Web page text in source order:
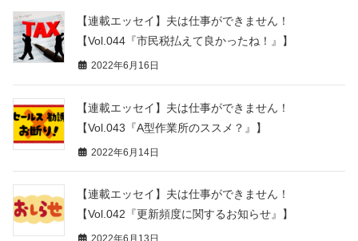
【連載エッセイ】夫は仕事ができません！
【Vol.044『市民税払えて良かったね！』】
2022年6月16日
【連載エッセイ】夫は仕事ができません！
【Vol.043『A型作業所のススメ？』】
2022年6月14日
【連載エッセイ】夫は仕事ができません！
【Vol.042『更新頻度に関するお知らせ』】